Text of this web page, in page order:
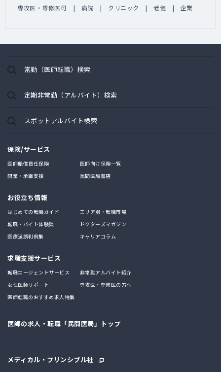
専攻医・専修医可
病院 クリニック 老健 企業
常勤（医師転職）検索
定期非常勤（アルバイト）検索
スポットアルバイト検索
保険/サービス
医師賠償責任保険
医師向け保険一覧
開業・承継支援
民間医局書店
お役立ち情報
はじめての転職ガイド
エリア別・転職市場
転職・バイト体験談
ドクターズマガジン
医療過誤判例集
キャリアコラム
求職支援サービス
転職エージェントサービス
非常勤アルバイト紹介
女性医師サポート
専攻医・専修医の方へ
医師転職のおすすめ求人特集
医師の求人・転職「民間医局」トップ
メディカル・プリンシプル社